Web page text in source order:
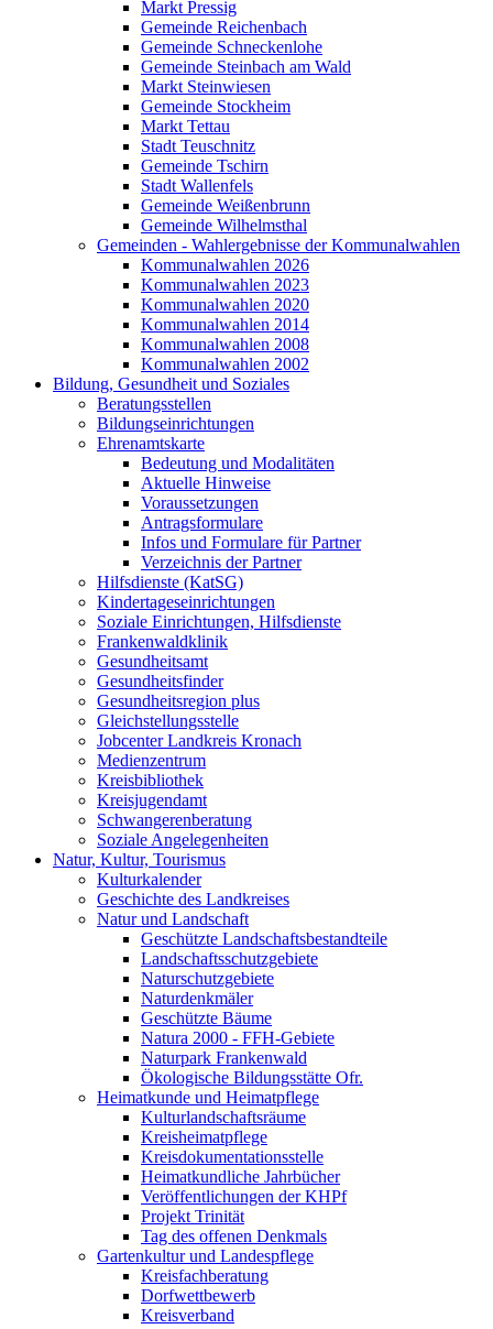
Markt Pressig
Gemeinde Reichenbach
Gemeinde Schneckenlohe
Gemeinde Steinbach am Wald
Markt Steinwiesen
Gemeinde Stockheim
Markt Tettau
Stadt Teuschnitz
Gemeinde Tschirn
Stadt Wallenfels
Gemeinde Weißenbrunn
Gemeinde Wilhelmsthal
Gemeinden - Wahlergebnisse der Kommunalwahlen
Kommunalwahlen 2026
Kommunalwahlen 2023
Kommunalwahlen 2020
Kommunalwahlen 2014
Kommunalwahlen 2008
Kommunalwahlen 2002
Bildung, Gesundheit und Soziales
Beratungsstellen
Bildungseinrichtungen
Ehrenamtskarte
Bedeutung und Modalitäten
Aktuelle Hinweise
Voraussetzungen
Antragsformulare
Infos und Formulare für Partner
Verzeichnis der Partner
Hilfsdienste (KatSG)
Kindertageseinrichtungen
Soziale Einrichtungen, Hilfsdienste
Frankenwaldklinik
Gesundheitsamt
Gesundheitsfinder
Gesundheitsregion plus
Gleichstellungsstelle
Jobcenter Landkreis Kronach
Medienzentrum
Kreisbibliothek
Kreisjugendamt
Schwangerenberatung
Soziale Angelegenheiten
Natur, Kultur, Tourismus
Kulturkalender
Geschichte des Landkreises
Natur und Landschaft
Geschützte Landschaftsbestandteile
Landschaftsschutzgebiete
Naturschutzgebiete
Naturdenkmäler
Geschützte Bäume
Natura 2000 - FFH-Gebiete
Naturpark Frankenwald
Ökologische Bildungsstätte Ofr.
Heimatkunde und Heimatpflege
Kulturlandschaftsräume
Kreisheimatpflege
Kreisdokumentationsstelle
Heimatkundliche Jahrbücher
Veröffentlichungen der KHPf
Projekt Trinität
Tag des offenen Denkmals
Gartenkultur und Landespflege
Kreisfachberatung
Dorfwettbewerb
Kreisverband